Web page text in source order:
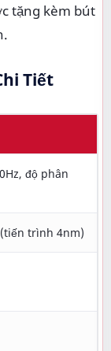
tặng kèm bút
Tiết
độ phân
trình 4nm)